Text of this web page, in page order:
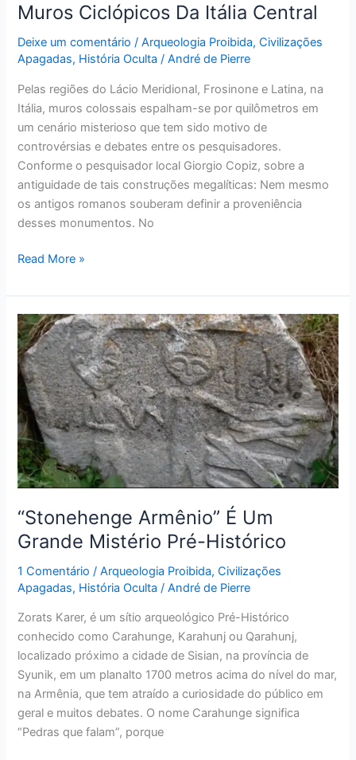
Muros Ciclópicos Da Itália Central
Deixe um comentário /Arqueologia Proibida,Civilizações
Apagadas, História Oculta /André de Pierre
Pelas regiões do Lácio Meridional, Frosinone e Latina, na
Itália, muros colossais espalham-se por quilômetros em
um cenário misterioso que tem sido motivo de
controvérsias e debates entre os pesquisadores.
Conforme o pesquisador local Giorgio Copiz, sobre a
antiguidade de tais construções megalíticas: Nem mesmo
os antigos romanos souberam definir a proveniência
desses monumentos. No
Read More »
“Stonehenge Armênio” É Um
Grande Mistério Pré-Histórico
1 Comentário /Arqueologia Proibida,Civilizações
Apagadas, História Oculta /André de Pierre
Zorats Karer, é um sítio arqueológico Pré-Histórico
conhecido como Carahunge, Karahunj ou Qarahunj,
localizado próximo a cidade de Sisian, na província de
Syunik, em um planalto 1700 metros acima do nível do mar,
na Armênia, que tem atraído a curiosidade do público em
geral e muitos debates. O nome Carahunge significa
“Pedras que falam”, porque
“Stonehenge
Armênio”
É
Um
Grande
Mistério
Pré-
Histórico